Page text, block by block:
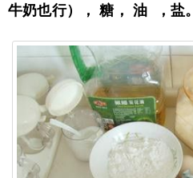
牛奶也行）， 糖， 油 ，盐。